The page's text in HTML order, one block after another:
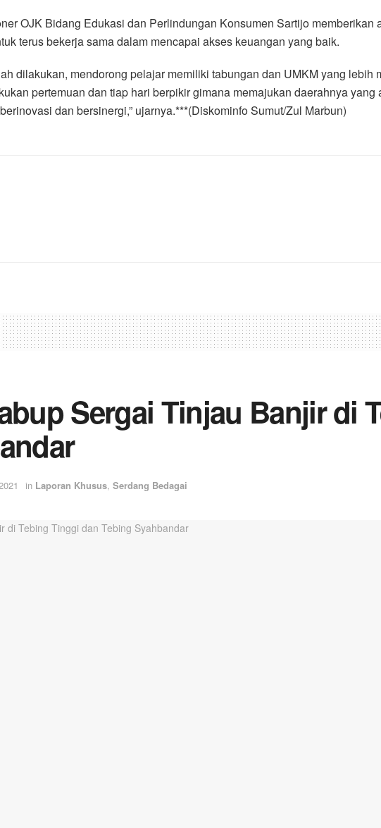
OJK Bidang Edukasi dan Perlindungan Konsumen Sartijo
terus bekerja sama dalam mencapai akses keuangan yang baik.
dilakukan, mendorong pelajar memiliki tabungan dan UMKM yang
pertemuan dan tiap hari berpikir gimana memajukan daerahnya
dan bersinergi,” ujarnya.***(Diskominfo Sumut/Zul Marbun)
Sergai Tinjau Banjir di
in Laporan Khusus, Serdang Bedagai